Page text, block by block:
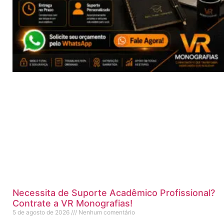
Necessita de Suporte Acadêmico Profissional?
Contrate a VR Monografias!
5 de agosto de 2026 Nenhum comentário